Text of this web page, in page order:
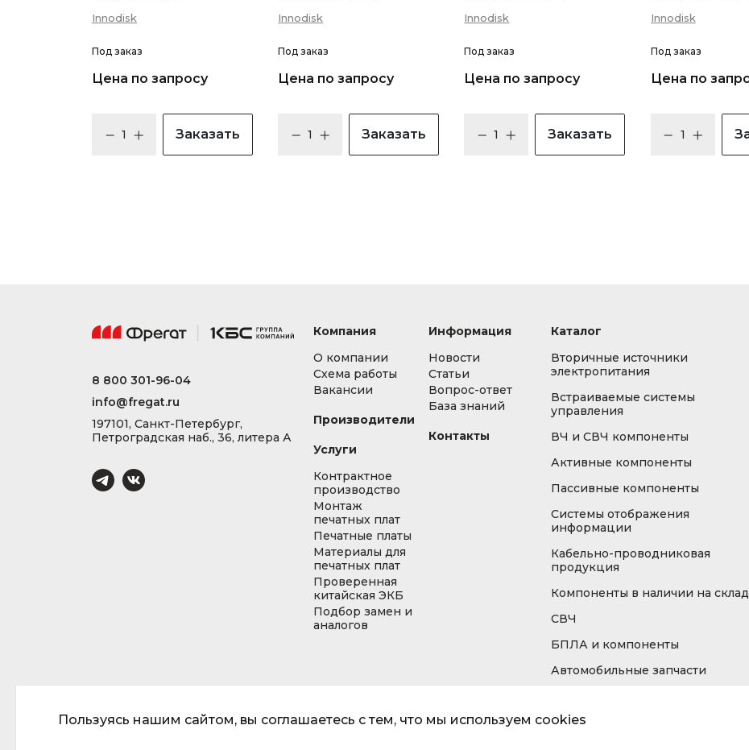
Innodisk
Под заказ
Цена по запросу
Заказать
Innodisk
Под заказ
Цена по запросу
Заказать
Innodisk
Под заказ
Цена по запросу
Заказать
Innodisk
Под заказ
Цена по
Пользуясь нашим сайтом, вы соглашаетесь с тем, что мы используем cookies
8 800 301-96-04
info@fregat.ru
197101, Санкт-Петербург,
Петроградская наб., 36, литера А
Компания
О компании
Схема работы
Вакансии
Производители
Услуги
Контрактное
производство
Монтаж
печатных плат
Печатные платы
Материалы для
печатных плат
Проверенная
китайская ЭКБ
Подбор замен и
аналогов
Информация
Новости
Статьи
Вопрос-ответ
База знаний
Контакты
Каталог
Вторичные источники
электропитания
Встраиваемые системы
управления
ВЧ и СВЧ компоненты
Активные компоненты
Пассивные компоненты
Системы отображения
информации
Кабельно-проводниковая
продукция
Компоненты в наличии на
СВЧ
БПЛА и компоненты
Автомобильные запчасти